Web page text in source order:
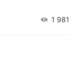
1 981